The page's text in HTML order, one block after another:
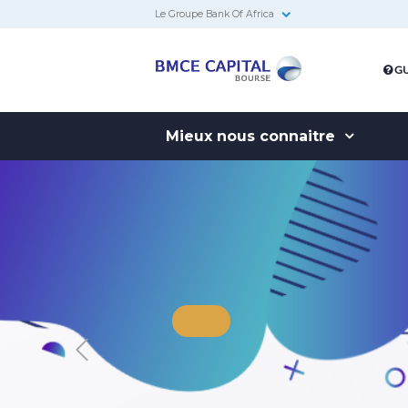
Le Groupe Bank Of Africa
Bourse
Mieux nous connaitre
BK
Le premier chatbot de la
réservé aux clients de BMCE
Previous